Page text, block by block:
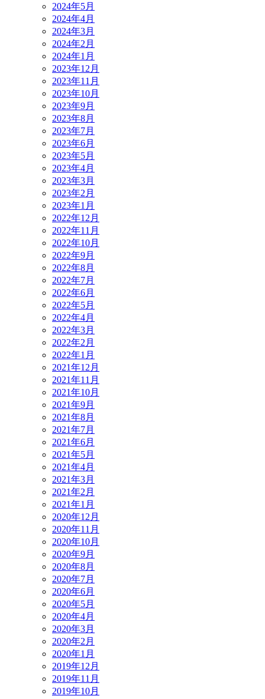
2024年5月
2024年4月
2024年3月
2024年2月
2024年1月
2023年12月
2023年11月
2023年10月
2023年9月
2023年8月
2023年7月
2023年6月
2023年5月
2023年4月
2023年3月
2023年2月
2023年1月
2022年12月
2022年11月
2022年10月
2022年9月
2022年8月
2022年7月
2022年6月
2022年5月
2022年4月
2022年3月
2022年2月
2022年1月
2021年12月
2021年11月
2021年10月
2021年9月
2021年8月
2021年7月
2021年6月
2021年5月
2021年4月
2021年3月
2021年2月
2021年1月
2020年12月
2020年11月
2020年10月
2020年9月
2020年8月
2020年7月
2020年6月
2020年5月
2020年4月
2020年3月
2020年2月
2020年1月
2019年12月
2019年11月
2019年10月